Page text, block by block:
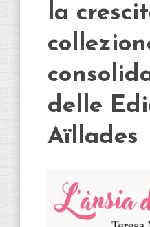
la
delle
Aïllades